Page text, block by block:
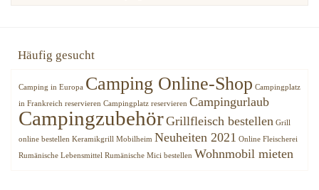
Häufig gesucht
Camping in Europa Camping Online-Shop Campingplatz
in Frankreich reservieren Campingplatz reservieren Campingurlaub
CampingzubehörGrillfleisch bestellen Grill
online bestellen Keramikgrill Mobilheim Neuheiten 2021 Online Fleischerei
Rumänische Lebensmittel Rumänische Mici bestellen Wohnmobil mieten